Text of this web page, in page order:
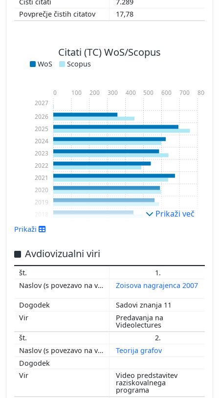
17,78
Citati (TC) WoS/Scopus
WoS Scopus
2006
2007
2012
2014
2015
2017
2019
2020
2021
2022
2023
2024
2025
2026
2027
0 100 200 300 400 500 600 700 800
Prikaži več
Prikaži
Avdiovizualni viri
1.
Zoisova nagrajenca 2007
Sadovi znanja 11
Predavanja na
Videolectures
2.
Teorija grafov
Video predstavitev
raziskovalnega
programa